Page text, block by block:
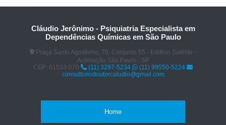
Cláudio Jerônimo - Psiquiatria Especialista em
Dependências Químicas em São Paulo
Praça Santo Agostinho, 70, Conjunto 55 - Edifício Satélite -
Aclimação São Paulo - SP
CEP: 01533-070
(11) 3297-5234
(11) 99550-5224
consultoriodoutorcaludio@gmail.com
Home